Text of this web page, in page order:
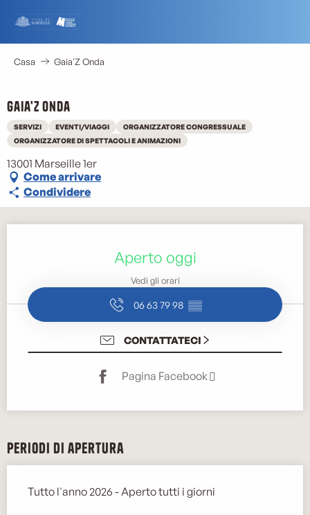
contenu
principal
Casa Gaia'Z Onda
Gaia'Z Onda
SERVIZI EVENTI/VIAGGI
ORGANIZZATORE CONGRESSUALE
ORGANIZZATORE DI SPETTACOLI E ANIMAZIONI
13001 Marseille 1er
Come arrivare
Condividere
Aperto oggi
Vedi gli orari
06 63 79 98 ▒▒
CONTATTATECI
Pagina Facebook
Periodi di apertura
Tutto l'anno 2026 - Aperto tutti i giorni